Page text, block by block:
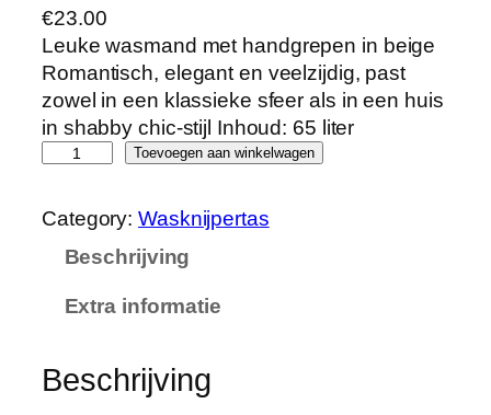
€23.00
Leuke wasmand met handgrepen in beige
Romantisch, elegant en veelzijdig, past
zowel in een klassieke sfeer als in een huis
in shabby chic-stijl Inhoud: 65 liter
g
H
Toevoegen aan winkelwagen
Category:Wasknijpertas
Beschrijving
Extra informatie
Beschrijving